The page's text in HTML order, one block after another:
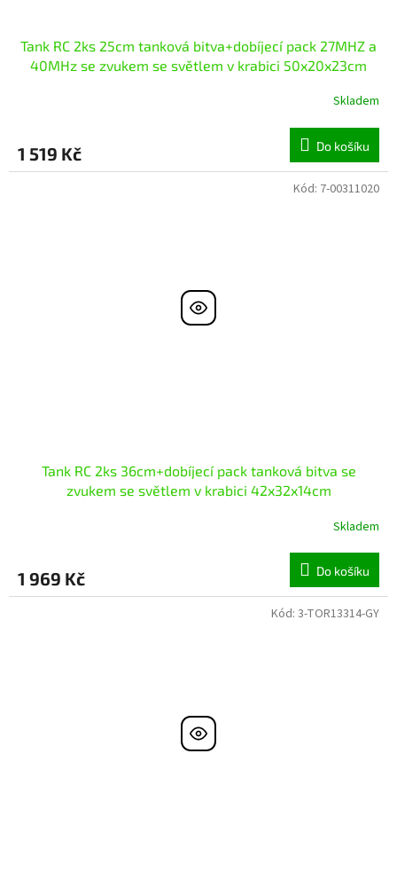
Tank RC 2ks 25cm tanková bitva+dobíjecí pack 27MHZ a
40MHz se zvukem se světlem v krabici 50x20x23cm
Skladem
1 519 Kč Do košíku
Tank RC 2ks 36cm+dobíjecí pack tanková bitva se
zvukem se světlem v krabici 42x32x14cm
Skladem
1 969 Kč Do košíku
Kód: 7-00311020
Kód: 3-TOR13314-GY